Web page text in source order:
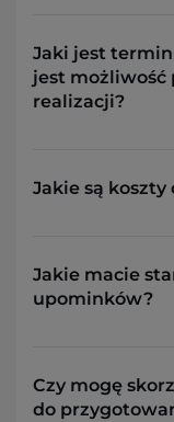
Jaki jest
jest możliwość
realizacji?
Jakie są koszty
Jakie macie
upominków?
Czy mogę
do